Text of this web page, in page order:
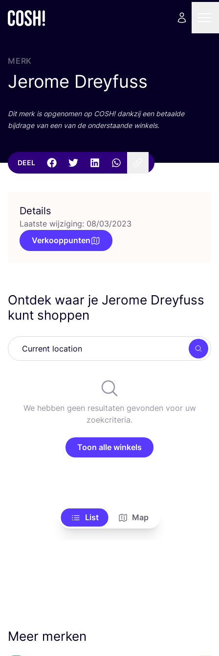
MERK
Jerome Dreyfuss
Dit merk is opge­no­men op COSH! dank­zij een betaal­de
bij­dra­ge van een van de onder­staan­de winkels.
DEEL
Details
Laatste wijziging: 08/03/2023
Verkooppunten
Ontdek waar je Jerome Dreyfuss
kunt shoppen
Zoek
We hebben geen resultaten gevonden voor uw
zoekcriteria.
Toon alle winkels
List Map
Meer merken